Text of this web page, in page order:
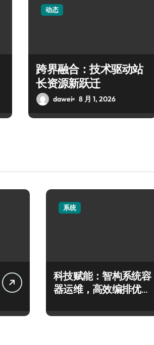
动态
跨界融合：技术驱动站
长资源新跃迁
dawei 8 月 1, 2026
系统
科技赋能：智构系统容
器运维，高效编排优享